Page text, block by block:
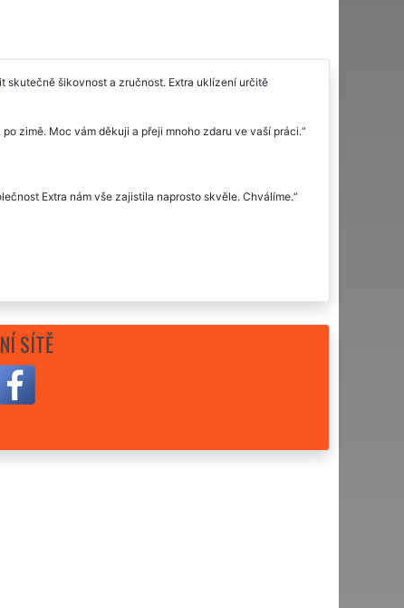
skutečně šikovnost a zručnost. Extra uklízení určitě
zimě. Moc vám děkuji a přeji mnoho zdaru ve vaší práci.
Extra nám vše zajistila naprosto skvěle. Chválíme.
SÍTĚ